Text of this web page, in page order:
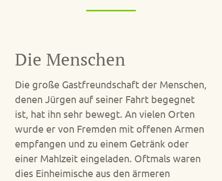
Die Menschen
Die große Gastfreundschaft der Menschen,
denen Jürgen auf seiner Fahrt begegnet
ist, hat ihn sehr bewegt. An vielen Orten
wurde er von Fremden mit offenen Armen
empfangen und zu einem Getränk oder
einer Mahlzeit eingeladen. Oftmals waren
dies Einheimische aus den ärmeren